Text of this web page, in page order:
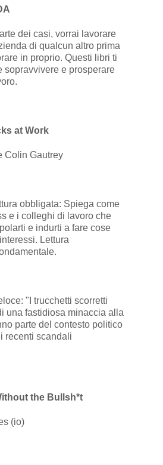
dei casi, vorrai lavorare
di qualcun altro prima
in proprio. Questi libri ti
sopravvivere e prosperare
at Work
Colin Gautrey
obbligata: Spiega come
e i colleghi di lavoro che
e indurti a fare cose
Lettura
"I trucchetti scorretti
una fastidiosa minaccia alla
parte del contesto politico
recenti scandali
the Bullsh*t
(io)